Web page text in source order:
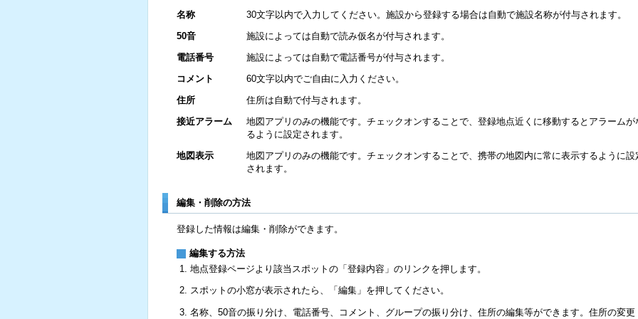
名称 30文字以内で入力してください。施設から登録する場合は自動で施設名称が付与されます。
50音 施設によっては自動で読み仮名が付与されます。
電話番号 施設によっては自動で電話番号が付与されます。
コメント 60文字以内でご自由に入力ください。
住所 住所は自動で付与されます。
接近アラーム
地図アプリのみの機能です。チェックオンすることで、登録地点近くに移動するとアラームが
るように設定されます。
地図表示
地図アプリのみの機能です。チェックオンすることで、携帯の地図内に常に表示するように設
されます。
編集・削除の方法
登録した情報は編集・削除ができます。
編集する方法
地点登録ページより該当スポットの「登録内容」のリンクを押します。
スポットの小窓が表示されたら、「編集」を押してください。
名称、50音の振り分け、電話番号、コメント、グループの振り分け、住所の編集等ができます。住所の変更